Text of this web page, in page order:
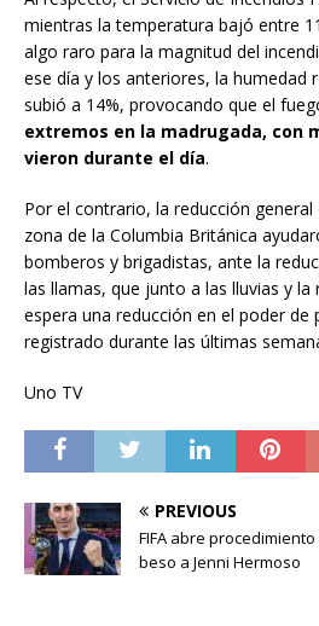
mientras la temperatura bajó entre
algo raro para la magnitud del
ese día y los anteriores, la humedad
subió a 14%, provocando que el
extremos en la madrugada, con
vieron durante el día.
Por el contrario, la reducción
zona de la Columbia Británica
bomberos y brigadistas, ante la
las llamas, que junto a las lluvias y la
espera una reducción en el poder de
registrado durante las últimas
Uno TV
PREVIOUS
FIFA abre
beso a Jenni Hermoso